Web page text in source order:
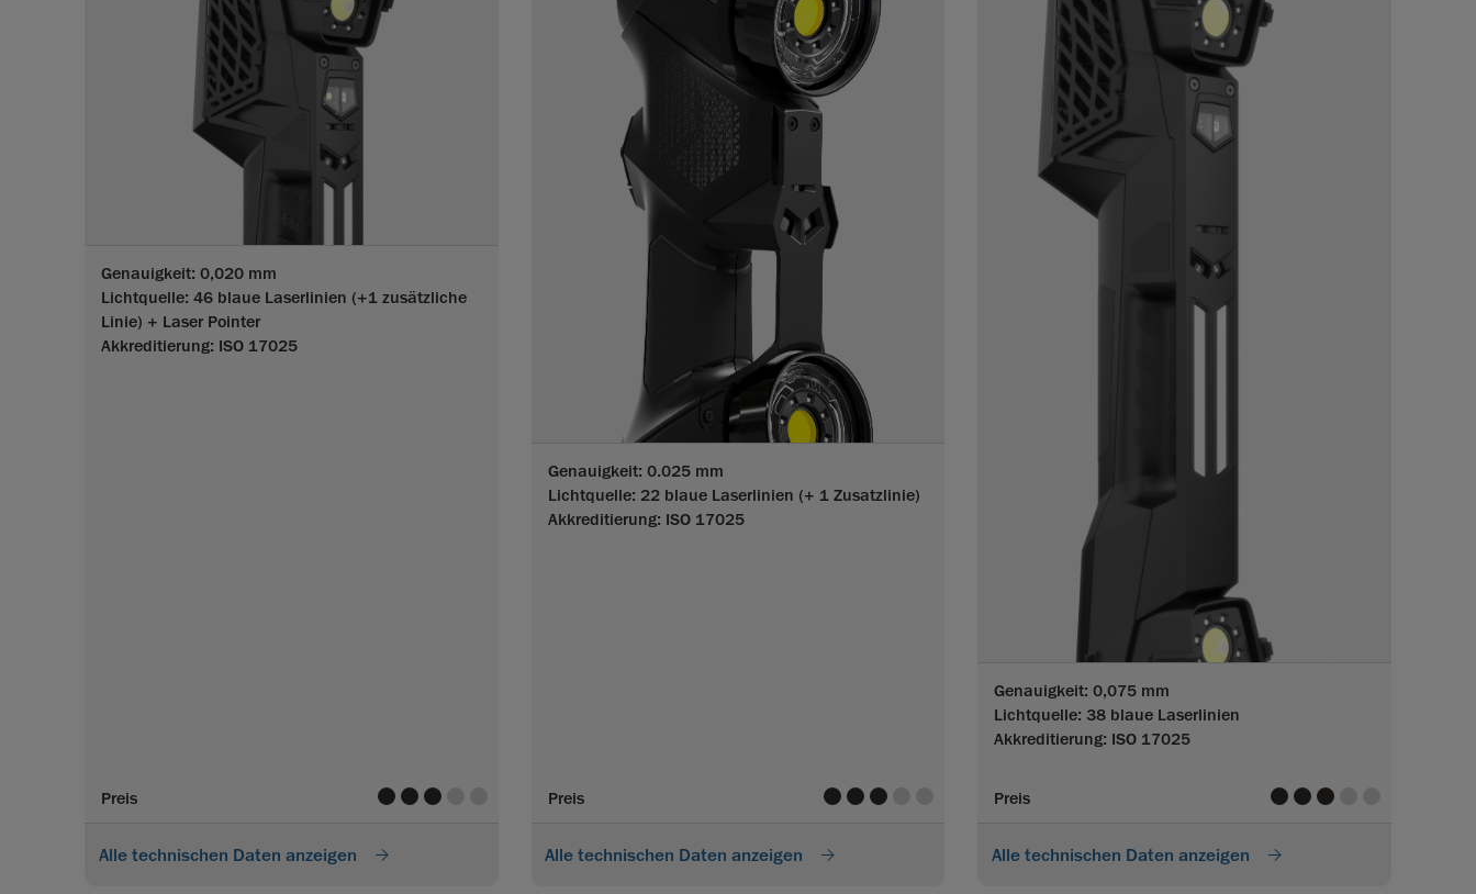
Genauigkeit: 0,020 mm
Lichtquelle: 46 blaue Laserlinien (+1 zusätzliche
Linie) + Laser Pointer
Akkreditierung: ISO 17025
Preis valuevaluevalue
Alle technischen Daten anzeigen
Genauigkeit: 0.025 mm
Lichtquelle: 22 blaue Laserlinien (+ 1 Zusatzlinie)
Akkreditierung: ISO 17025
Preis valuevaluevalue
Alle technischen Daten anzeigen
Genauigkeit: 0,075 mm
Lichtquelle: 38 blaue Laserlinien
Akkreditierung: ISO 17025
Preis valuevaluevalue
Alle technischen Daten anzeigen